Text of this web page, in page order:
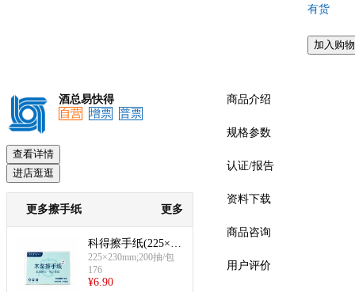
有货
加入购
酒总易快得
自营
增票 普票
查看详情
进店逛逛
更多擦手纸 更多
科得擦手纸(225×23
0mm-单层200抽)
225×230mm;200抽/包
176
¥6.90
商品介绍
规格参数
认证/报告
资料下载
商品咨询
用户评价